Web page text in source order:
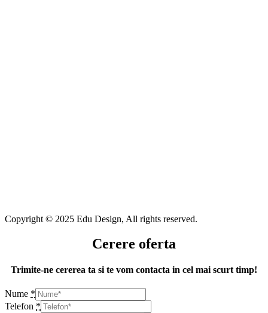
Copyright © 2025 Edu Design, All rights reserved.
Cerere oferta
Trimite-ne cererea ta si te vom contacta in cel mai scurt timp!
Nume *
Telefon *